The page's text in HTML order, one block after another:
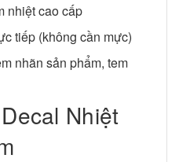
nhiệt cao cấp
tiếp (không cần mực)
nhãn sản phẩm, tem
Nhiệt